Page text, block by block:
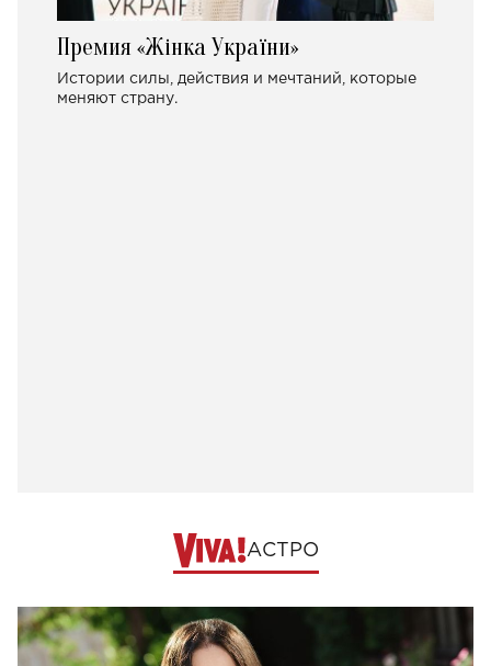
Премия «Жінка України»
Истории силы, действия и мечтаний, которые
меняют страну.
АСТРО